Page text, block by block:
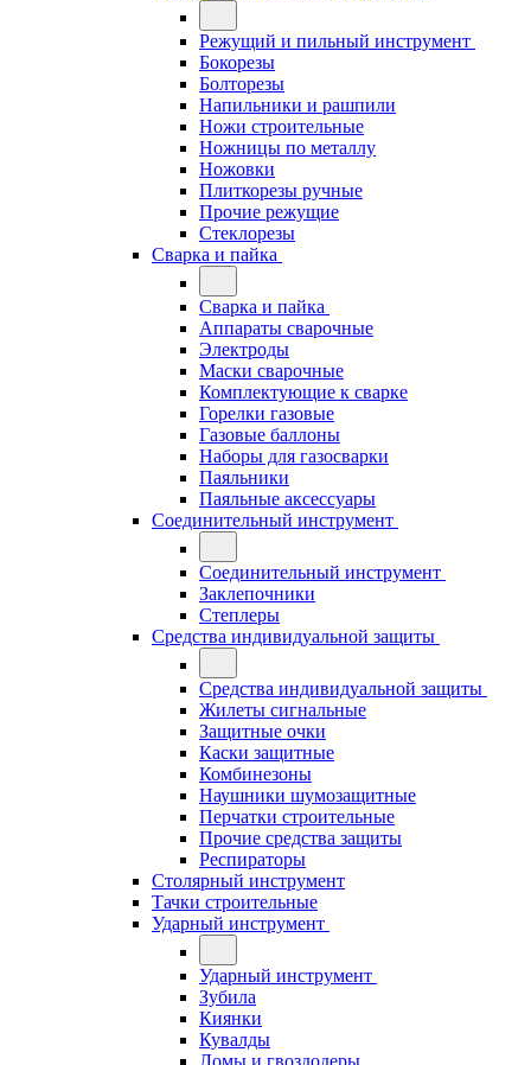
Режущий и пильный инструмент
Бокорезы
Болторезы
Напильники и рашпили
Ножи строительные
Ножницы по металлу
Ножовки
Плиткорезы ручные
Прочие режущие
Стеклорезы
Сварка и пайка
Сварка и пайка
Аппараты сварочные
Электроды
Маски сварочные
Комплектующие к сварке
Горелки газовые
Газовые баллоны
Наборы для газосварки
Паяльники
Паяльные аксессуары
Соединительный инструмент
Соединительный инструмент
Заклепочники
Степлеры
Средства индивидуальной защиты
Средства индивидуальной защиты
Жилеты сигнальные
Защитные очки
Каски защитные
Комбинезоны
Наушники шумозащитные
Перчатки строительные
Прочие средства защиты
Респираторы
Столярный инструмент
Тачки строительные
Ударный инструмент
Ударный инструмент
Зубила
Киянки
Кувалды
Ломы и гвоздодеры